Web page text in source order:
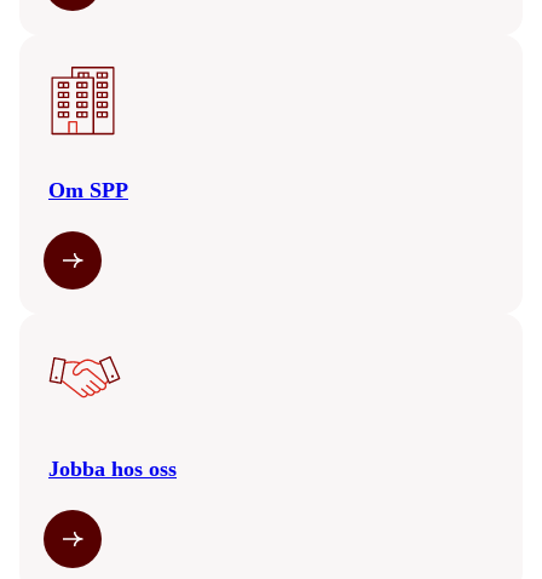
Om SPP
Jobba hos oss